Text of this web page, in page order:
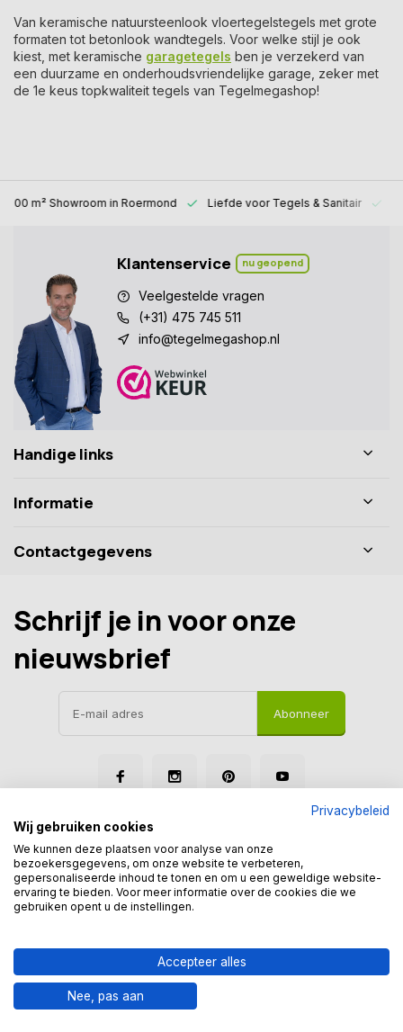
Van keramische natuursteenlook vloertegelstegels met grote
formaten tot betonlook wandtegels. Voor welke stijl je ook
kiest, met keramische garagetegels ben je verzekerd van
een duurzame en onderhoudsvriendelijke garage, zeker met
de 1e keus topkwaliteit tegels van Tegelmegashop!
1000 m² Showroom in Roermond Liefde voorTegels & Sanitair
Klantenservice nu geopend
Veelgestelde vragen
(+31) 475 745 511
info@tegelmegashop.nl
Handige links
Informatie
Contactgegevens
Schrijf je in voor onze
nieuwsbrief
Abonneer
Disclaimer Privacy Policy
© Tegelmegashop
Privacybeleid
Wij gebruiken cookies
We kunnen deze plaatsen voor analyse van onze
bezoekersgegevens, om onze website te verbeteren,
gepersonaliseerde inhoud te tonen en om u een geweldige website-
ervaring te bieden. Voor meer informatie over de cookies die we
gebruiken opent u de instellingen.
Accepteer alles
Nee, pas aan